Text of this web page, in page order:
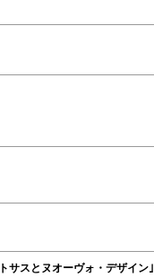
サスとヌオーヴォ・デザイン｣